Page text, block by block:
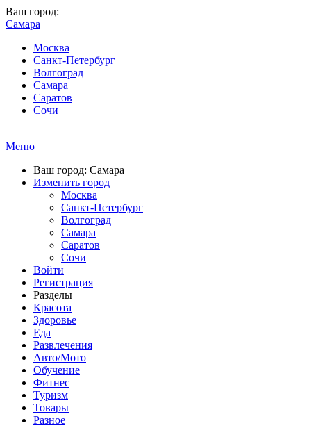
Ваш город:
Самара
Москва
Санкт-Петербург
Волгоград
Самара
Саратов
Сочи
Меню
Ваш город: Самара
Изменить город
Москва
Санкт-Петербург
Волгоград
Самара
Саратов
Сочи
Войти
Регистрация
Разделы
Красота
Здоровье
Еда
Развлечения
Авто/Мото
Обучение
Фитнес
Туризм
Товары
Разное